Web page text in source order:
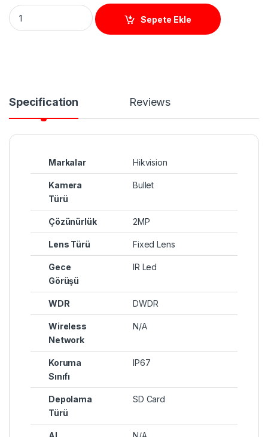
HVN DS-2CD1023G0-IUF (2.8mm) BULLET KAMERA quantity
Sepete Ekle
Specification Reviews
Markalar Hikvision
Kamera
Türü
Bullet
Çözünürlük 2MP
Lens Türü Fixed Lens
Gece
Görüşü
IR Led
WDR DWDR
Wireless
Network
N/A
Koruma
Sınıfı
IP67
Depolama
Türü
SD Card